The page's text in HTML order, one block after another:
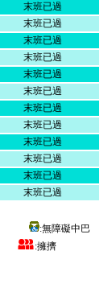
末班已過
末班已過
末班已過
末班已過
末班已過
末班已過
末班已過
末班已過
末班已過
末班已過
末班已過
末班已過
:無障礙中巴
:擁擠